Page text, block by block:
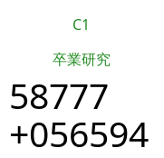
C1
卒業研究
58777
+056594